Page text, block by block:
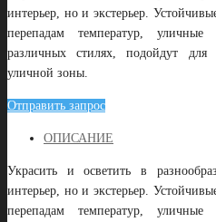
интерьер, но и экстерьер.
перепадам температур,
различных стилях, подойдут для
уличной зоны.
Отправить запрос
OПИСАНИЕ
Украсить и осветить в
интерьер, но и экстерьер.
перепадам температур,